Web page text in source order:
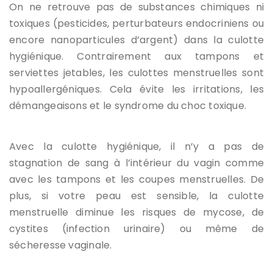
On ne retrouve pas de substances chimiques ni
toxiques (pesticides, perturbateurs endocriniens ou
encore nanoparticules d’argent) dans la culotte
hygiénique. Contrairement aux tampons et
serviettes jetables, les culottes menstruelles sont
hypoallergéniques. Cela évite les irritations, les
démangeaisons et le syndrome du choc toxique.
Avec la culotte hygiénique, il n’y a pas de
stagnation de sang à l’intérieur du vagin comme
avec les tampons et les coupes menstruelles. De
plus, si votre peau est sensible, la culotte
menstruelle diminue les risques de mycose, de
cystites (infection urinaire) ou même de
sécheresse vaginale.